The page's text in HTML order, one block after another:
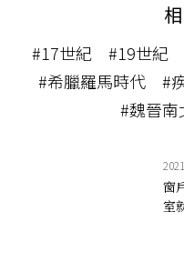
#17世紀 #19世紀
#希臘羅馬時代
#
#魏晉南
窗
室